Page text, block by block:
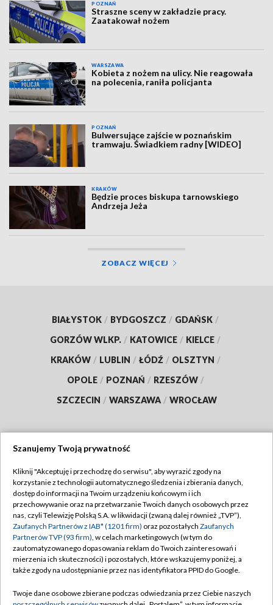
POZNAŃ
Straszne sceny w zakładzie pracy.
Zaatakował nożem
WARSZAWA
Kobieta z nożem na ulicy. Nie reagowała
na polecenia, raniła policjanta
POZNAŃ
Bulwersujące zajście w poznańskim
tramwaju. Świadkiem radny [WIDEO]
KRAKÓW
Będzie proces biskupa tarnowskiego
Andrzeja Jeża
ZOBACZ WIĘCEJ
BIAŁYSTOK / BYDGOSZCZ / GDAŃSK /
GORZÓW WLKP. / KATOWICE / KIELCE /
KRAKÓW / LUBLIN / ŁÓDŹ / OLSZTYN /
OPOLE / POZNAŃ / RZESZÓW /
SZCZECIN / WARSZAWA / WROCŁAW
TVP
Abonament TVP
Emisja w TVP
Centrum informacji TVP
Naziemna Telewizja Cyfrowa
Rada Programowa
Regulamin TVP
Polityka prywatności
Moje zgody
Pomoc
Szanujemy Twoją prywatność
Kliknij "Akceptuję i przechodzę do serwisu", aby wyrazić zgody na
korzystanie z technologii automatycznego śledzenia i zbierania danych,
dostęp do informacji na Twoim urządzeniu końcowym i ich
przechowywanie oraz na przetwarzanie Twoich danych osobowych przez
nas, czyli Telewizję Polską S.A. w likwidacji (zwaną dalej również „TVP”),
Zaufanych Partnerów z IAB* (1201 firm) oraz pozostałych Zaufanych
Partnerów TVP (93 firm), w celach marketingowych (w tym do
zautomatyzowanego dopasowania reklam do Twoich zainteresowań i
mierzenia ich skuteczności) i pozostałych, które wskazujemy poniżej, a
także zgody na udostępnianie przez nas identyfikatora PPID do Google.
Twoje dane osobowe zbierane podczas odwiedzania przez Ciebie naszych